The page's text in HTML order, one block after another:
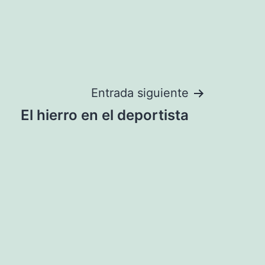
Entrada siguiente
El hierro en el deportista